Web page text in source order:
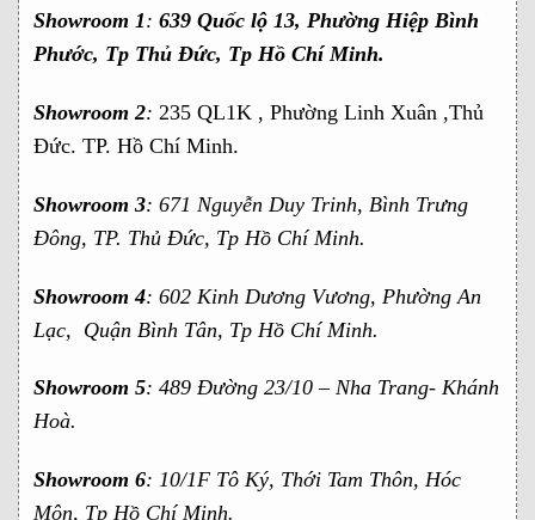
Showroom 1: 639 Quốc lộ 13, Phường Hiệp Bình
Phước, Tp Thủ Đức, Tp Hồ Chí Minh.
Showroom 2: 235 QL1K , Phường Linh Xuân ,Thủ
Đức. TP. Hồ Chí Minh.
Showroom 3: 671 Nguyễn Duy Trinh, Bình Trưng
Đông, TP. Thủ Đức, Tp Hồ Chí Minh.
Showroom 4: 602 Kinh Dương Vương, Phường An
Lạc, Quận Bình Tân, Tp Hồ Chí Minh.
Showroom 5: 489 Đường 23/10 – Nha Trang- Khánh
Hoà.
Showroom 6: 10/1F Tô Ký, Thới Tam Thôn, Hóc
Môn, Tp Hồ Chí Minh.